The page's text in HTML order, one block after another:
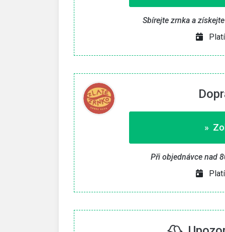
Sbírejte zrnka a
»
Při objednávce nad